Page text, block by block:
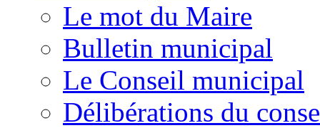
Le mot du Maire
Bulletin municipal
Le Conseil municipal
Délibérations du